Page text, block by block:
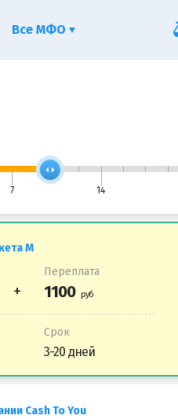
7 14
М
Переплата
Срок
3-20 дней
Cash To You
Все МФО